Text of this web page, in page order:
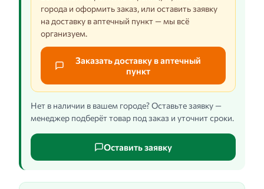
города и оформить заказ, или оставить заявку
на доставку в аптечный пункт — мы всё
организуем.
Заказать доставку в аптечный
пункт
Нет в наличии в вашем городе? Оставьте заявку —
менеджер подберёт товар под заказ и уточнит сроки.
Оставить заявку